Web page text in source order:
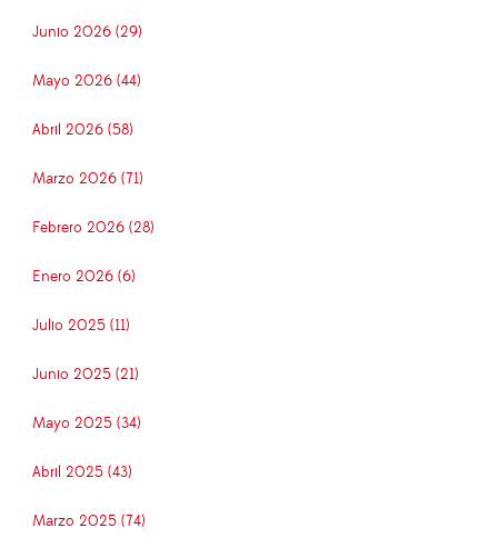
Junio 2026 (29)
Mayo 2026 (44)
Abril 2026 (58)
Marzo 2026 (71)
Febrero 2026 (28)
Enero 2026 (6)
Julio 2025 (11)
Junio 2025 (21)
Mayo 2025 (34)
Abril 2025 (43)
Marzo 2025 (74)